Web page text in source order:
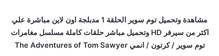
مشاهدة وتحميل توم سوير الحلقة 1 مدبلجة اون لاين مباشرة علي
اكثر من سيرفر HD وتحميل مباشر حلقات كاملة مسلسل مغامرات
توم سوير / كرتون / انمي The Adventures of Tom Sawyer